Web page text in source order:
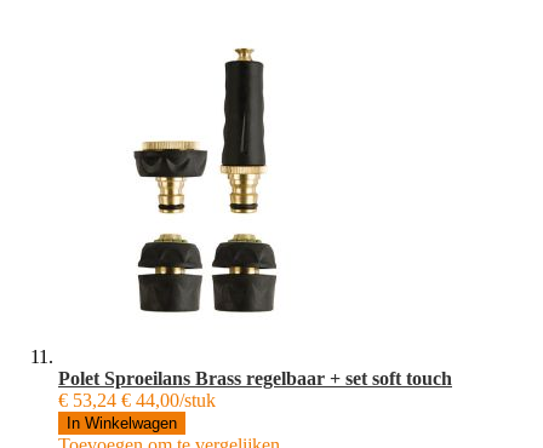
Polet Sproeilans Brass regelbaar + set soft touch
€ 53,24 € 44,00/stuk
In Winkelwagen